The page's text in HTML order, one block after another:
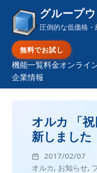
グループ
圧倒的な低価格・
無料でお試し
機能一覧料金オンライ
企業情報
オルカ 「
新しました
2017/02/07
オルカ, お知らせ,